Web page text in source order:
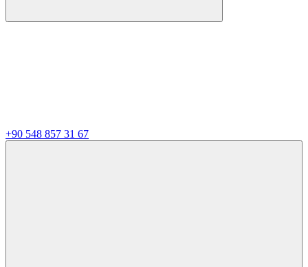
+90 548 857 31 67